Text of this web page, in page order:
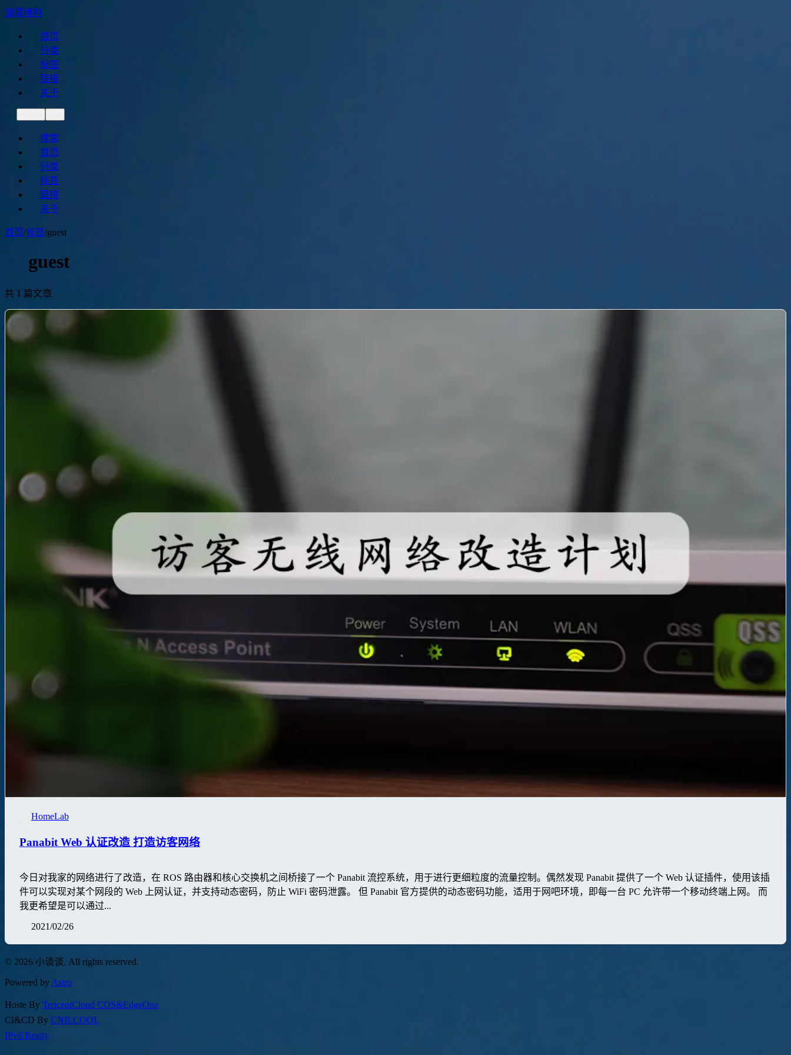
弹霄博科
首页
分类
标签
链接
关于
搜索
首页
分类
标签
链接
关于
首页/标签/guest
guest
共 1 篇文章
HomeLab
Panabit Web 认证改造 打造访客网络
今日对我家的网络进行了改造，在 ROS 路由器和核心交换机之间桥接了一个 Panabit 流控系统，用于进行更细粒度的流量控制。偶然发现 Panabit 提供了一个 Web 认证插件，使用该插
件可以实现对某个网段的 Web 上网认证，并支持动态密码，防止 WiFi 密码泄露。 但 Panabit 官方提供的动态密码功能，适用于网吧环境，即每一台 PC 允许带一个移动终端上网。 而
我更希望是可以通过...
2021/02/26
© 2026 小谈谈. All rights reserved.
Powered by Astro
Hoste By TencentCloud COS&EdgeOne
CI&CD By CNB.COOL
IPv6 Ready